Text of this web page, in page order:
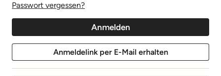
Passwort vergessen?